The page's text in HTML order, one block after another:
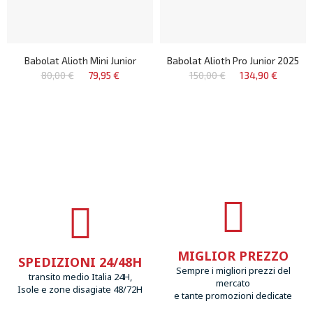
Babolat Alioth Mini Junior
80,00 €
79,95 €
Babolat Alioth Pro Junior 2025
150,00 €
134,90 €
SPEDIZIONI 24/48H
transito medio Italia 24H,
Isole e zone disagiate 48/72H
MIGLIOR PREZZO
Sempre i migliori prezzi del
mercato
e tante promozioni dedicate